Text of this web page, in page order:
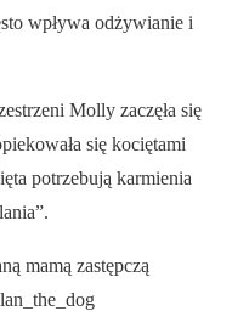
wpływa odżywianie i
Molly zaczęła się
się kociętami
potrzebują karmienia
mamą zastępczą